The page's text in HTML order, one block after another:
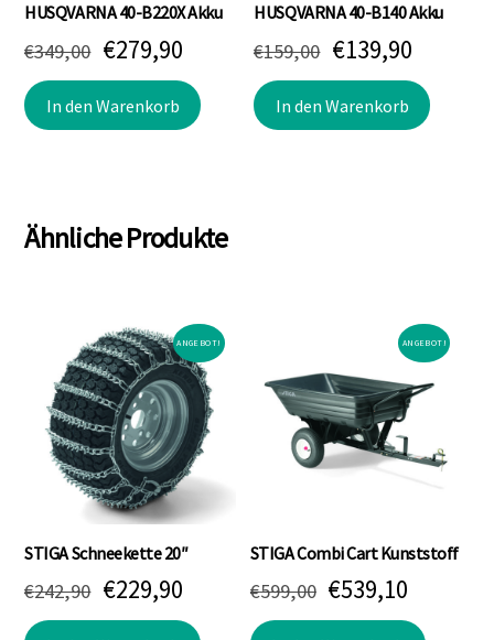
HUSQVARNA 40-B220X Akku
€349,00 Ursprünglicher
Preis
war:
€279,90Aktueller
Preis
ist:
In den Warenkorb
HUSQVARNA 40-B140 Akku
€159,00 Ursprünglicher
Preis
war:
€139,90
Preis
ist:
In den Warenkorb
Ähnliche Produkte
ANGEBOT!
STIGA Schneekette 20″
€242,90 Ursprünglicher
Preis
€229,90Aktueller
Preis
ANGEBOT!
STIGA Combi Cart Kunststoff
€599,00 Ursprünglicher
Preis
€539,10
Preis